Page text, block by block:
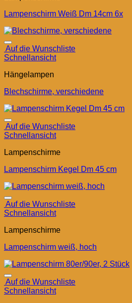
Lampenschirm Weiß Dm 14cm 6x
Auf die Wunschliste
Schnellansicht
Hängelampen
Blechschirme, verschiedene
Auf die Wunschliste
Schnellansicht
Lampenschirme
Lampenschirm Kegel Dm 45 cm
Auf die Wunschliste
Schnellansicht
Lampenschirme
Lampenschirm weiß, hoch
Auf die Wunschliste
Schnellansicht